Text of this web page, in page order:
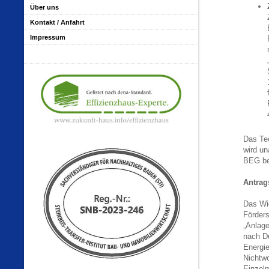
Das
wird
BEG
Das
nach
Über uns
Kontakt / Anfahrt
Impressum